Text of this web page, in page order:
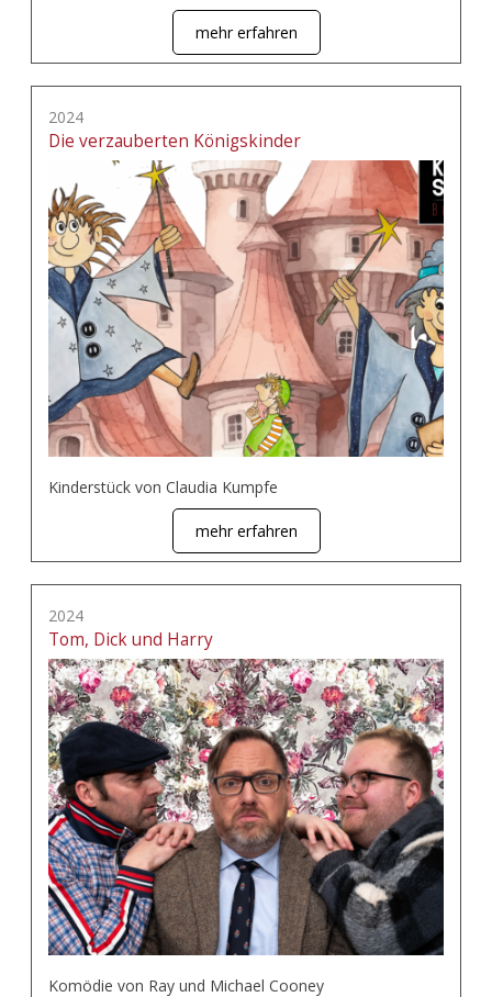
mehr erfahren
2024
Die verzauberten Königskinder
Kinderstück von Claudia Kumpfe
mehr erfahren
2024
Tom, Dick und Harry
Komödie von Ray und Michael Cooney